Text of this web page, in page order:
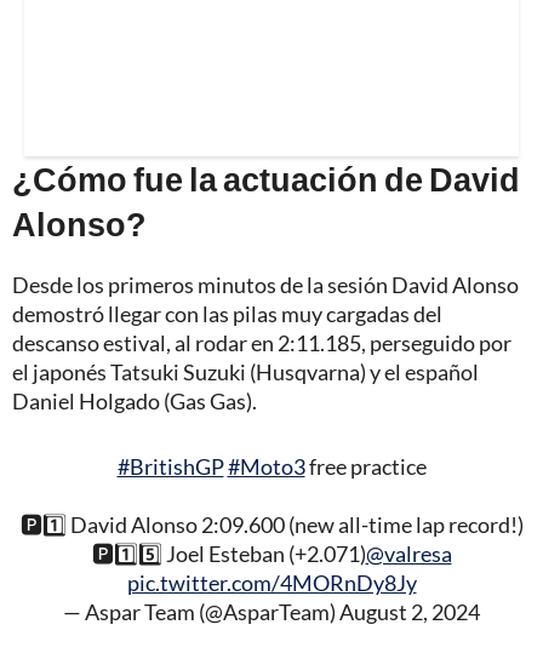
¿Cómo fue la actuación de David
Alonso?
Desde los primeros minutos de la sesión David Alonso
demostró llegar con las pilas muy cargadas del
descanso estival, al rodar en 2:11.185, perseguido por
el japonés Tatsuki Suzuki (Husqvarna) y el español
Daniel Holgado (Gas Gas).
#BritishGP#Moto3free practice
🅿️1️⃣ David Alonso 2:09.600 (new all-time lap record!)
🅿️1️⃣5️⃣ Joel Esteban (+2.071)@valresa
pic.twitter.com/4MORnDy8Jy
— Aspar Team (@AsparTeam)August 2, 2024